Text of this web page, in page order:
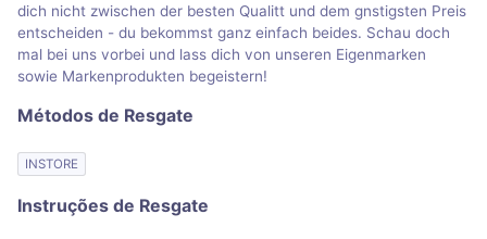
dich nicht zwischen der besten Qualitt und dem gnstigsten Preis
entscheiden - du bekommst ganz einfach beides. Schau doch
mal bei uns vorbei und lass dich von unseren Eigenmarken
sowie Markenprodukten begeistern!
Métodos de Resgate
INSTORE
Instruções de Resgate